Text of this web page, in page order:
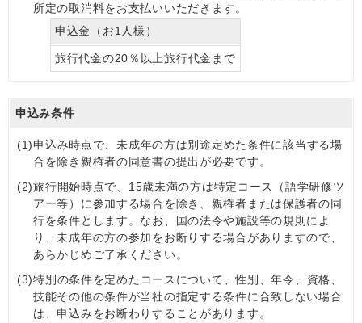
所定の取消料をお支払いいただきます。
申込金（お1人様）
旅行代金の20％以上旅行代金まで
申込み条件
(1)申込み時点で、未成年の方は別途定めた条件に該当する場
合を除き親権者の同意書の提出が必要です。
(2)旅行開始時点で、15歳未満の方は特定コース（語学研修ツ
アー等）に参加する場合を除き、親権者または保護者の同
行を条件とします。なお、国の法令や施設等の規則によ
り、未成年の方の参加をお断りする場合がありますので、
あらかじめご了承ください。
(3)特別の条件を定めたコースについて、性別、年令、資格、
技能その他の条件が当社の指定する条件に合致しない場合
は、申込みをお断わりすることがあります。